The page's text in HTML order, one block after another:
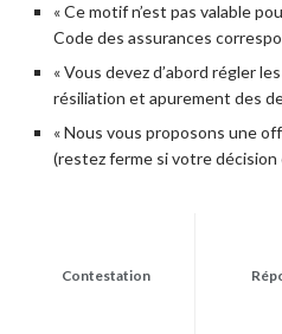
« Ce motif n’est pas valable
Code des assurances
« Vous devez d’abord régler
résiliation et apurement des
« Nous vous proposons une
(restez ferme si votre décision
Contestation